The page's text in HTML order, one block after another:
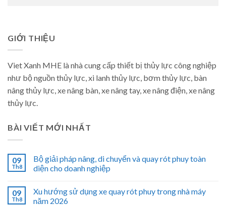
GIỚI THIỆU
Viet Xanh MHE là nhà cung cấp thiết bị thủy lực công nghiệp
như bộ nguồn thủy lực, xi lanh thủy lực, bơm thủy lực, bàn
nâng thủy lực, xe nâng bàn, xe nâng tay, xe nâng điện, xe nâng
thủy lực.
BÀI VIẾT MỚI NHẤT
09
Th8
Bộ giải pháp nâng, di chuyển và quay rót phuy toàn
diện cho doanh nghiệp
09
Th8
Xu hướng sử dụng xe quay rót phuy trong nhà máy
năm 2026